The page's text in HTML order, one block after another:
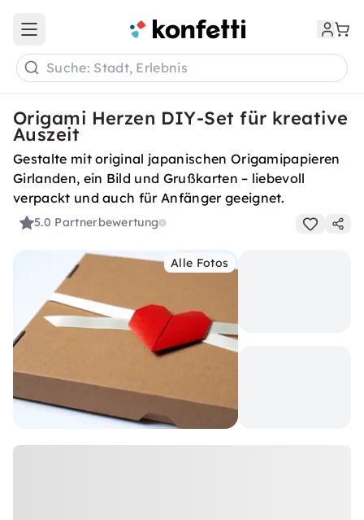
Open main menu
Suche: Stadt, Erlebnis
Origami Herzen DIY-Set für kreative
Auszeit
Gestalte mit original japanischen Origamipapieren
Girlanden, ein Bild und Grußkarten – liebevoll
verpackt und auch für Anfänger geeignet.
5.0 Partnerbewertung
Alle Fotos